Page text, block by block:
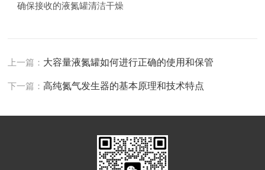
确保接收的液氮罐清洁干燥
上一篇： 大容量液氮罐如何进行正确的使用和保管
下一篇：高纯氮气发生器的基本原理和技术特点